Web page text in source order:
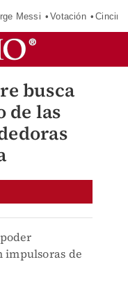
Messi Votación
busca
de las
impulsoras de